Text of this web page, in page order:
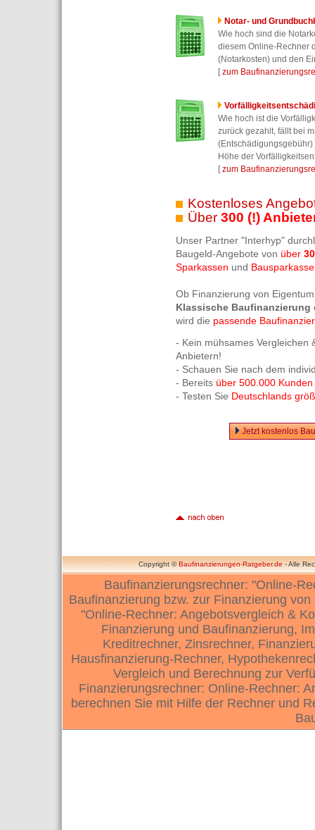
Notar- und
Wie hoch sind die
diesem Online-Rechner
(Notarkosten) und den
[zum
Wie hoch ist die
zurück gezahlt, fällt bei
Höhe der
[zum
Kostenloses
Über 300 (!)
Unser Partner "Interhyp"
Baugeld-Angebote von über
Sparkassen und
Ob Finanzierung von
Klassische Baufinanzierung
wird die passende
- Kein mühsames Vergleichen
Anbietern!
- Schauen Sie nach dem
- Bereits über 500.000 Kunden
- Testen Sie Deutschlands
Jetzt kostenlos
Copyright ©Baufinanzierungen-Ratgeber.de- Alle
Baufinanzierungsrechner: "Online-
Baufinanzierung bzw. zur Finanzierung
"Online-Rechner: Angebotsvergleich &
Finanzierung und Baufinanzierung,
Kreditrechner, Zinsrechner,
Hausfinanzierung-Rechner,
Vergleich und Berechnung zur
Finanzierungsrechner: Online-Rechner:
berechnen Sie mit Hilfe der Rechner und